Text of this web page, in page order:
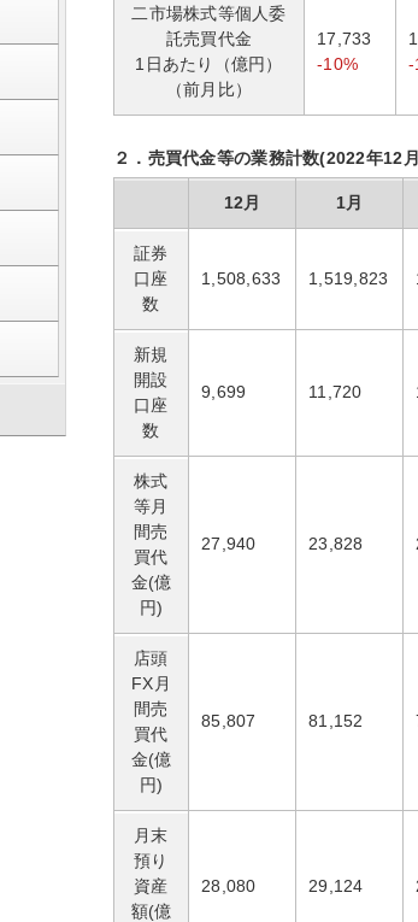
二市場株式等個人委
託売買代金
1日あたり（億円）
（前月比）
17,733
-10%
-
２．売買代金等の業務計数(2022年12
12月 1月
証券
口座
数
1,508,633 1,519,823
新規
開設
口座
数
9,699 11,720
株式
等月
間売
買代
金(億
円)
27,940 23,828
店頭
FX月
間売
買代
金(億
円)
85,807 81,152
月末
預り
資産
額(億
28,080 29,124